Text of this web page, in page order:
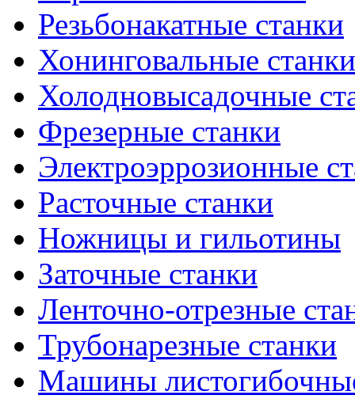
Резьбонакатные станки
Хонинговальные станки
Холодновысадочные
Фрезерные станки
Электроэррозионные
Расточные станки
Ножницы и гильотины
Заточные станки
Ленточно-отрезные
Трубонарезные станки
Машины